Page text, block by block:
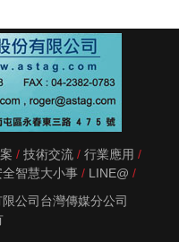
技術交流
行業應用
智慧大小事
LINE@
公司台灣傳媒分公司